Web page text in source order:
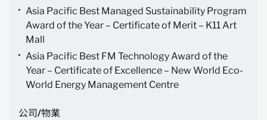
Asia Pacific Best Managed Sustainability Program
Award of the Year – Certificate of Merit – K11 Art
Mall
Asia Pacific Best FM Technology Award of the
Year – Certificate of Excellence – New World Eco-
World Energy Management Centre
公司/物業